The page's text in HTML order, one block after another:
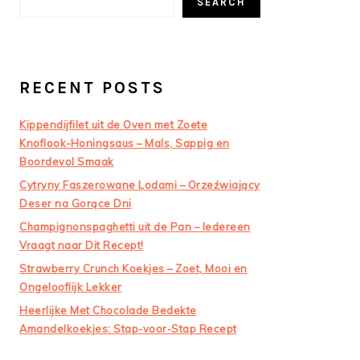
RECENT POSTS
Kippendijfilet uit de Oven met Zoete
Knoflook-Honingsaus – Mals, Sappig en
Boordevol Smaak
Cytryny Faszerowane Lodami – Orzeźwiający
Deser na Gorące Dni
Champignonspaghetti uit de Pan – Iedereen
Vraagt naar Dit Recept!
Strawberry Crunch Koekjes – Zoet, Mooi en
Ongelooflijk Lekker
Heerlijke Met Chocolade Bedekte
Amandelkoekjes: Stap-voor-Stap Recept